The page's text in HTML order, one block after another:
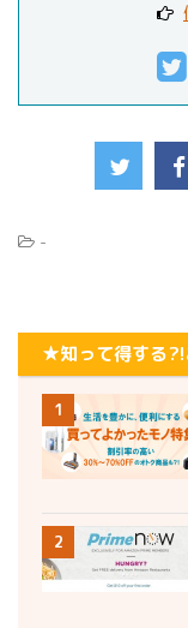
-
★知って得する
1
2